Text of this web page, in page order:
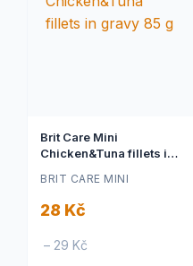
Brit Care Mini
Chicken&Tuna fillets in
BRIT CARE MINI
28 Kč
– 29 Kč